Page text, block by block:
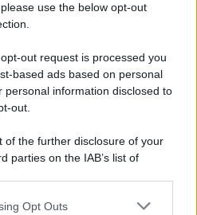
use the below opt-out
out request is processed you
based ads based on personal
personal information disclosed to
out.
of the further disclosure of your
parties on the IAB’s list of
disclosed by us to third parties
Opt Outs